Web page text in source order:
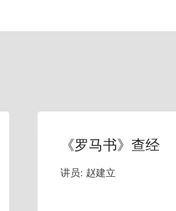
《罗马书》查经
讲员: 赵建立